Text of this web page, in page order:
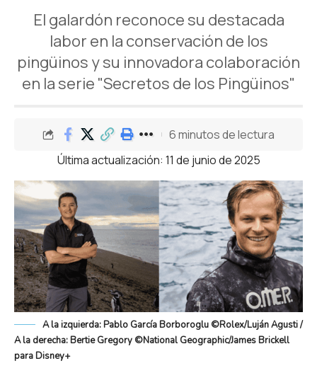
El galardón reconoce su destacada
labor en la conservación de los
pingüinos y su innovadora colaboración
en la serie "Secretos de los Pingüinos"
Última actualización: 11 de junio de 2025
6 minutos de lectura
A la izquierda: Pablo García Borboroglu ©Rolex/Luján Agusti /
A la derecha: Bertie Gregory ©National Geographic/James Brickell
para Disney+